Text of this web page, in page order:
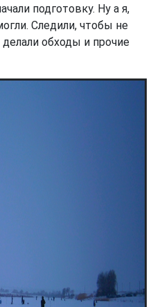
подготовку. Ну а я,
Следили, чтобы не
обходы и прочие